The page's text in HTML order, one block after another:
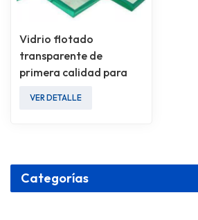
Vidrio flotado
transparente de
primera calidad para
VER DETALLE
Categorías